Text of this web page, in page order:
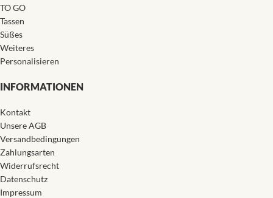
TO GO
Tassen
Süßes
Weiteres
Personalisieren
INFORMATIONEN
Kontakt
Unsere AGB
Versandbedingungen
Zahlungsarten
Widerrufsrecht
Datenschutz
Impressum